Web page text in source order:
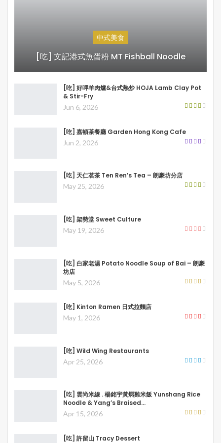
中式美食
[吃] 文記港式魚蛋粉 MT Fishball Noodle
[吃] 好呷羊肉爐&台式熱炒 HOJA Lamb Clay Pot
& Stir-Fry
Jun 6, 2026
[吃] 嘉頓茶餐廳 Garden Hong Kong Cafe
Jun 2, 2026
[吃] 天仁茗茶 Ten Ren’s Tea – 朗豪坊分店
May 25, 2026
[吃] 架勢堂 Sweet Culture
May 19, 2026
[吃] 白家老湯 Potato Noodle Soup of Bai – 朗豪
坊店
May 5, 2026
[吃] Kinton Ramen 日式拉麵店
May 1, 2026
[吃] Wild Wing Restaurants
Apr 25, 2026
[吃] 雲尚米線 . 楊銘宇黃燜雞米飯 Yunshang Rice
Noodle & Yang’s Braised…
Apr 15, 2026
[吃] 許留山 Tracy Dessert